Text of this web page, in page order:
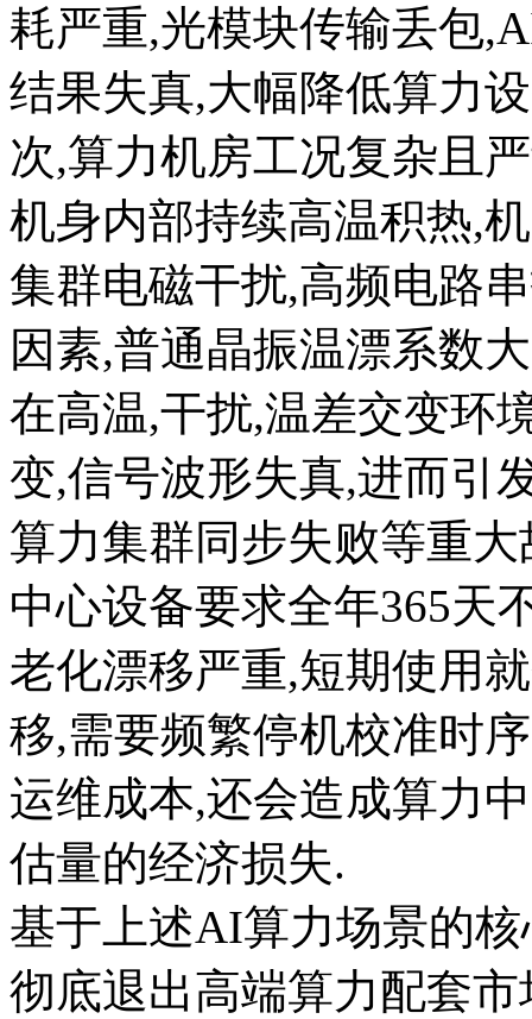
耗严重,光模块传输丢包
结果失真,大幅降低算力
次,算力机房工况复杂且
机身内部持续高温积热,
集群电磁干扰,高频电路
因素,普通晶振温漂系数
在高温,干扰,温差交变环
变,信号波形失真,进而引
算力集群同步失败等重
中心设备要求全年365天
老化漂移严重,短期使用
移,需要频繁停机校准时
运维成本,还会造成算力
估量的经济损失.
基于上述AI算力场景的
彻底退出高端算力配套